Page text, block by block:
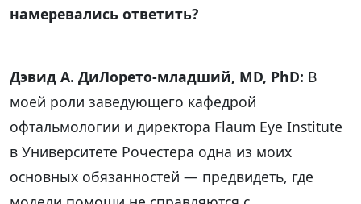
намеревались ответить?
Дэвид А. ДиЛорето-младший, MD, PhD: В
моей роли заведующего кафедрой
офтальмологии и директора Flaum Eye Institute
в Университете Рочестера одна из моих
основных обязанностей — предвидеть, где